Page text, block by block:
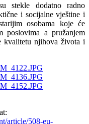
stekle dodatno radno
i socijalne vještine i
osobama koje će
poslovima a pružanjem
kvalitetu njihova života i
article/508-eu-